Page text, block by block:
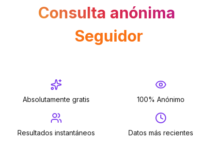
Consulta anónima
Seguidor
Ver nuevos seguidores
Absolutamente gratis 100% Anónimo
Resultados instantáneos Datos más recientes